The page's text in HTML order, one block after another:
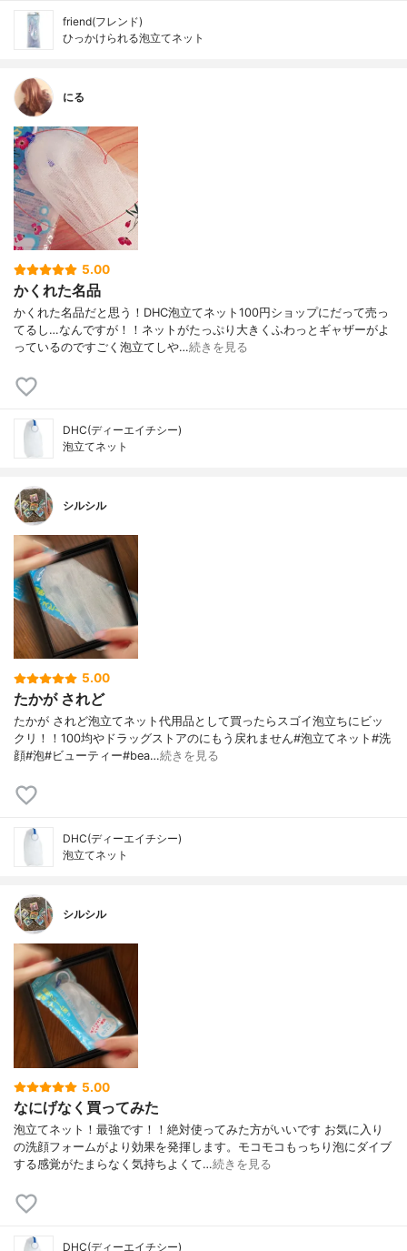
friend(フレンド)
ひっかけられる泡立てネット
にる
5.00
かくれた名品
かくれた名品だと思う！DHC泡立てネット100円ショップにだって売っ
てるし…なんですが！！ネットがたっぷり大きくふわっとギャザーがよ
っているのですごく泡立てしや…続きを見る
DHC(ディーエイチシー)
泡立てネット
シルシル
5.00
たかが されど
たかが されど泡立てネット代用品として買ったらスゴイ泡立ちにビッ
クリ！！100均やドラッグストアのにもう戻れません#泡立てネット#洗
顔#泡#ビューティー#bea…続きを見る
DHC(ディーエイチシー)
泡立てネット
シルシル
5.00
なにげなく買ってみた
泡立てネット！最強です！！絶対使ってみた方がいいです お気に入り
の洗顔フォームがより効果を発揮します。モコモコもっちり泡にダイブ
する感覚がたまらなく気持ちよくて…続きを見る
DHC(ディーエイチシー)